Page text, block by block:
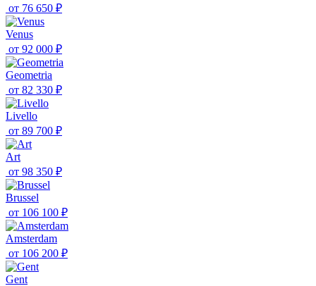
от 76 650 ₽
Venus
от 92 000 ₽
Geometria
от 82 330 ₽
Livello
от 89 700 ₽
Art
от 98 350 ₽
Brussel
от 106 100 ₽
Amsterdam
от 106 200 ₽
Gent